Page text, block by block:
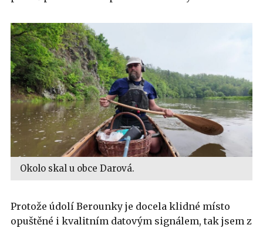
Okolo skal u obce Darová.
Protože údolí Berounky je docela klidné místo
opuštěné i kvalitním datovým signálem, tak jsem z